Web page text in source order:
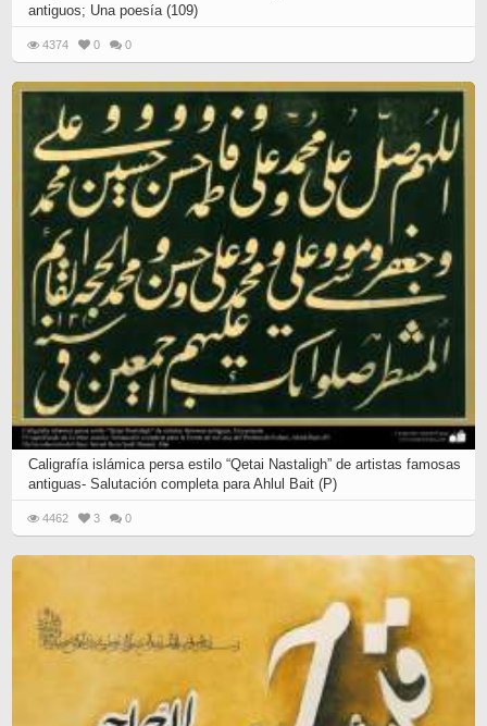
antiguos; Una poesía (109)
4374 0 0
Caligrafía islámica persa estilo “Qetai Nastaligh” de artistas famosas
antiguas- Salutación completa para Ahlul Bait (P)
4462 3 0